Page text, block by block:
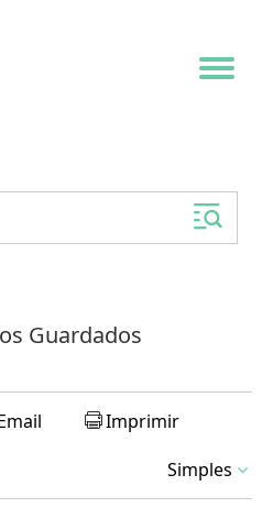
Toggle
Guardados
Imprimir
Simples